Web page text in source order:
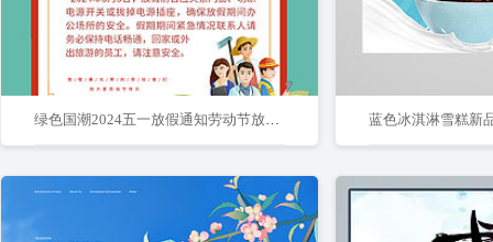
绿色国潮2024五一放假通知劳动节放假通知 蓝色冰淇淋雪糕新